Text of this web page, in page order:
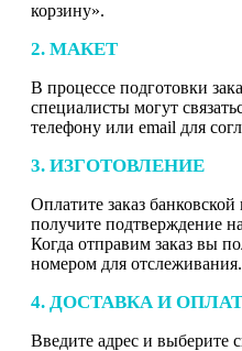
корзину».
2. МАКЕТ
В процессе подготовки
специалисты могут
телефону или email для
3. ИЗГОТОВЛЕНИЕ
Оплатите заказ
получите подтверждение
Когда отправим заказ вы
номером для отслеживания.
4. ДОСТАВКА И
Введите адрес и выберите